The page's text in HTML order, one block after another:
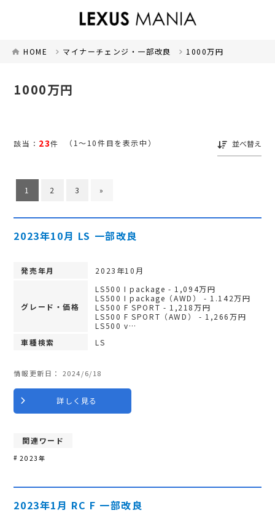
HOME マイナーチェンジ・一部改良 1000万円
1000万円
該当： 23件 （1～10件目を表示中） 並べ替え
1 2 3 »
2023年10月 LS 一部改良
発売年月 2023年10月
グレード・価格
LS500 I package - 1,094万円
LS500 I package（AWD） - 1.142万円
LS500 F SPORT - 1,218万円
LS500 F SPORT（AWD） - 1,266万円
LS500 v…
車種検索
LS
情報更新日： 2024/6/18
詳しく見る
関連ワード
2023年
2023年1月 RC F 一部改良